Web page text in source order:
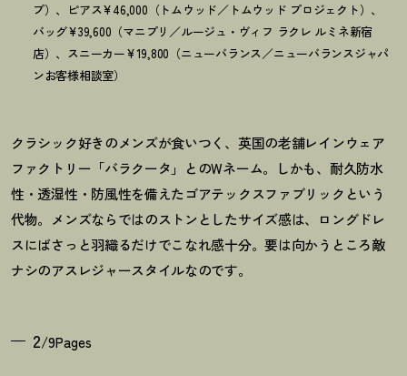
プ）、ピアス¥46,000（トムウッド／トムウッド プロジェクト）、
バッグ¥39,600（マニプリ／ルージュ・ヴィフ ラクレ ルミネ新宿
店）、スニーカー¥19,800（ニューバランス／ニューバランスジャパ
ンお客様相談室）
クラシック好きのメンズが食いつく、英国の老舗レインウェア
ファクトリー「バラクータ」とのWネーム。しかも、耐久防水
性・透湿性・防風性を備えたゴアテックスファブリックという
代物。メンズならではのストンとしたサイズ感は、ロングドレ
スにばさっと羽織るだけでこなれ感十分。要は向かうところ敵
ナシのアスレジャースタイルなのです。
2/9Pages